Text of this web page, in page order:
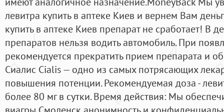
левитра купить в аптеке Киев и вернем Вам
купить в аптеке Киев препарат не сработает! В
препаратов нельзя водить автомобиль. При
рекомендуется прекратить прием препарата и
Сиалис Cialis — одно из самых потрясающих
повышения потенции. Рекомендуемая доза -
более 80 мг в сутки. Время действия: Мы